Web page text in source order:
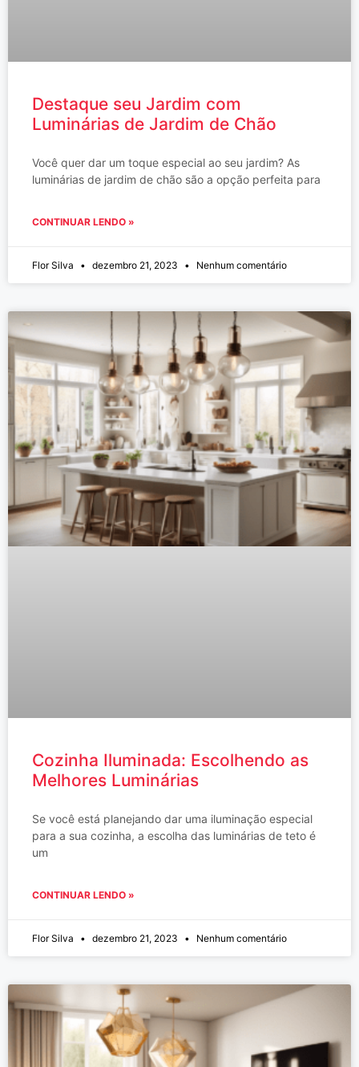
Destaque seu Jardim com
Luminárias de Jardim de Chão
Você quer dar um toque especial ao seu jardim? As
luminárias de jardim de chão são a opção perfeita para
CONTINUAR LENDO »
Flor Silva dezembro 21, 2023 Nenhum comentário
Cozinha Iluminada: Escolhendo as
Melhores Luminárias
Se você está planejando dar uma iluminação especial
para a sua cozinha, a escolha das luminárias de teto é
um
CONTINUAR LENDO »
Flor Silva dezembro 21, 2023 Nenhum comentário